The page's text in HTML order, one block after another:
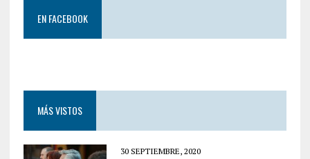
EN FACEBOOK
MÁS VISTOS
30 SEPTIEMBRE, 2020